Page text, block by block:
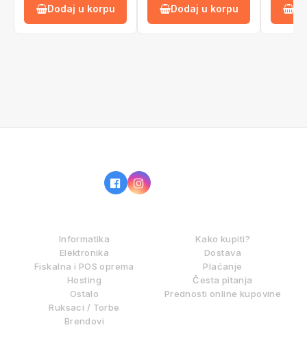
Dodaj u korpu Dodaj u korpu
Informatika
Elektronika
Fiskalna i POS oprema
Hosting
Ostalo
Ruksaci / Torbe
Brendovi
Kako kupiti?
Dostava
Plaćanje
Česta pitanja
Prednosti online kupovine